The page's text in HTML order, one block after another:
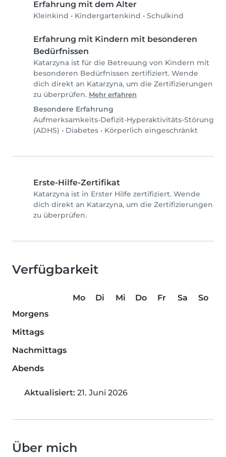
Erfahrung mit dem Alter
Kleinkind • Kindergartenkind • Schulkind
Erfahrung mit Kindern mit besonderen
Bedürfnissen
Katarzyna ist für die Betreuung von Kindern mit
besonderen Bedürfnissen zertifiziert. Wende
dich direkt an Katarzyna, um die Zertifizierungen
zu überprüfen. Mehr erfahren
Besondere Erfahrung
Aufmerksamkeits-Defizit-Hyperaktivitäts-Störung
(ADHS) • Diabetes • Körperlich eingeschränkt
Erste-Hilfe-Zertifikat
Katarzyna ist in Erster Hilfe zertifiziert. Wende
dich direkt an Katarzyna, um die Zertifizierungen
zu überprüfen.
Verfügbarkeit
Mo Di Mi Do Fr Sa
So
Morgens
Mittags
Nachmittags
Abends
Aktualisiert: 21. Juni 2026
Über mich